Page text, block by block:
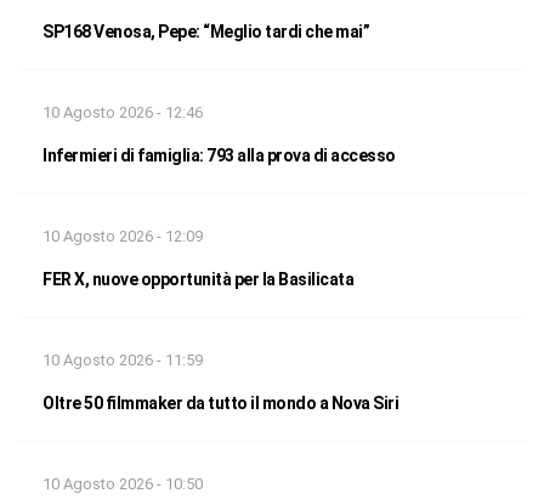
SP168 Venosa, Pepe: “Meglio tardi che mai”
10 Agosto 2026 - 12:46
Infermieri di famiglia: 793 alla prova di accesso
10 Agosto 2026 - 12:09
FER X, nuove opportunità per la Basilicata
10 Agosto 2026 - 11:59
Oltre 50 filmmaker da tutto il mondo a Nova Siri
10 Agosto 2026 - 10:50